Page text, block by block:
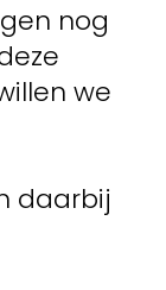
nog
we
daarbij